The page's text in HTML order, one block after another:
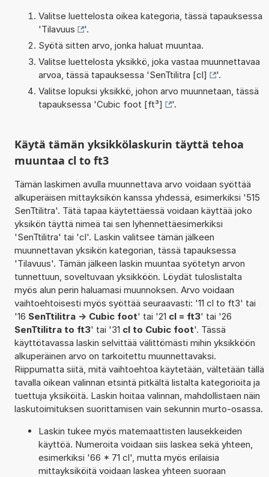
Valitse luettelosta oikea kategoria, tässä tapauksessa
'Tilavuus
'.
Syötä sitten arvo, jonka haluat muuntaa.
Valitse luettelosta yksikkö, joka vastaa muunnettavaa
arvoa, tässä tapauksessa 'SenTtilitra [cl]
'.
Valitse lopuksi yksikkö, johon arvo muunnetaan, tässä
tapauksessa 'Cubic foot [ft³] '.
Käytä tämän yksikkölaskurin täyttä tehoa
muuntaa cl to ft3
Tämän laskimen avulla muunnettava arvo voidaan syöttää
alkuperäisen mittayksikön kanssa yhdessä, esimerkiksi '515
SenTtilitra'. Tätä tapaa käytettäessä voidaan käyttää joko
yksikön täyttä nimeä tai sen lyhennettäesimerkiksi
'SenTtilitra' tai 'cl'. Laskin valitsee tämän jälkeen
muunnettavan yksikön kategorian, tässä tapauksessa
'Tilavuus'. Tämän jälkeen laskin muuntaa syötetyn arvon
tunnettuun, soveltuvaan yksikköön. Löydät tuloslistalta
myös alun perin haluamasi muunnoksen. Arvo voidaan
vaihtoehtoisesti myös syöttää seuraavasti: '11 cl to ft3' tai
'16 SenTtilitra -> Cubic foot' tai '21 cl = ft3' tai '26
SenTtilitra to ft3' tai '31 cl to Cubic foot'. Tässä
käyttötavassa laskin selvittää välittömästi mihin yksikköön
alkuperäinen arvo on tarkoitettu muunnettavaksi.
Riippumatta siitä, mitä vaihtoehtoa käytetään, vältetään tällä
tavalla oikean valinnan etsintä pitkältä listalta kategorioita ja
tuettuja yksiköitä. Laskin hoitaa valinnan, mahdollistaen näin
laskutoimituksen suorittamisen vain sekunnin murto-osassa.
Laskin tukee myös matemaattisten lausekkeiden
käyttöä. Numeroita voidaan siis laskea sekä yhteen,
esimerkiksi '66 * 71 cl', mutta myös erilaisia
mittayksiköitä voidaan laskea yhteen suoraan